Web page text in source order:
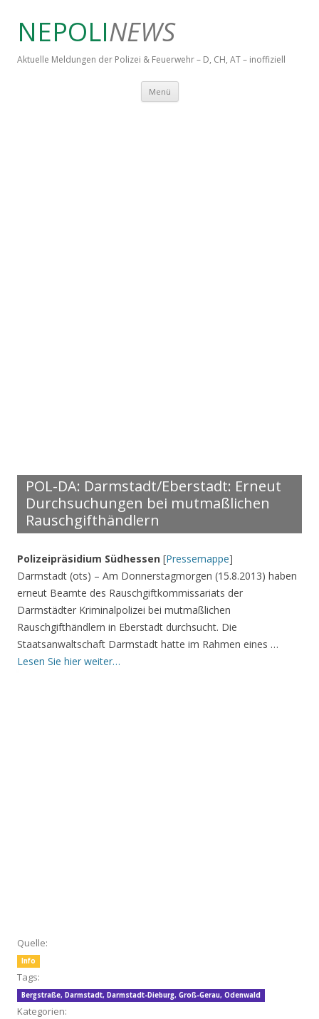
NEPOLINEWS
Aktuelle Meldungen der Polizei & Feuerwehr – D, CH, AT – inoffiziell
Menü Springe zum Inhalt
POL-DA: Darmstadt/Eberstadt: Erneut
Durchsuchungen bei mutmaßlichen
Rauschgifthändlern
Polizeipräsidium Südhessen [Pressemappe]
Darmstadt (ots) – Am Donnerstagmorgen (15.8.2013) haben
erneut Beamte des Rauschgiftkommissariats der
Darmstädter Kriminalpolizei bei mutmaßlichen
Rauschgifthändlern in Eberstadt durchsucht. Die
Staatsanwaltschaft Darmstadt hatte im Rahmen eines …
Lesen Sie hier weiter…
Quelle:
Info
Tags:
Bergstraße, Darmstadt, Darmstadt-Dieburg, Groß-Gerau, Odenwald
Kategorien: